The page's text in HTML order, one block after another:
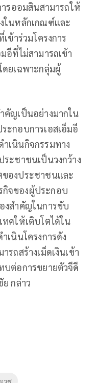
ารออมสินสามารถให้
ในหลักเกณฑ์และ
ข้าร่วมโครงการ
อีที่ไม่สามารถเข้า
ยเฉพาะกลุ่มผู้
คัญเป็นอย่างมากใน
ะกอบการเอสเอ็มอี
เนินกิจกรรมทาง
ะชาชนเป็นวงกว้าง
องประชาชนและ
จของผู้ประกอบ
งสำคัญในการขับ
ศให้เติบโตได้ใน
เนินโครงการดัง
ถสร้างเม็ดเงินเข้า
บต่อการขยายตัวจีดี
กล่าว
วช